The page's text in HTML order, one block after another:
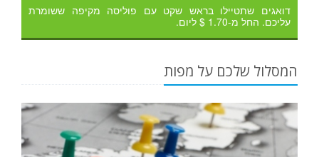
דואגים שתטיילו בראש שקט עם פוליסה מקיפה ששומרת
עליכם. החל מ-1.70 $ ליום.
המסלול שלכם על מפות